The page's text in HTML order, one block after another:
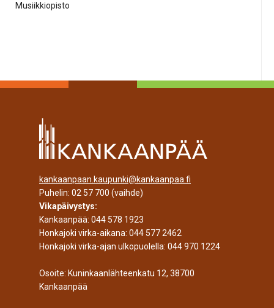
Musiikkiopisto
kankaanpaan.kaupunki@kankaanpaa.fi
Puhelin: 02 57 700 (vaihde)
Vikapäivystys:
Kankaanpää: 044 578 1923
Honkajoki virka-aikana: 044 577 2462
Honkajoki virka-ajan ulkopuolella: 044 970 1224
Osoite: Kuninkaanlähteenkatu 12, 38700
Kankaanpää